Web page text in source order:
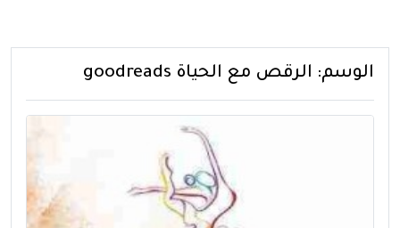
الوسم: الرقص مع الحياة goodreads